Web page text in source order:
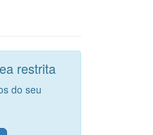
restrita
do seu